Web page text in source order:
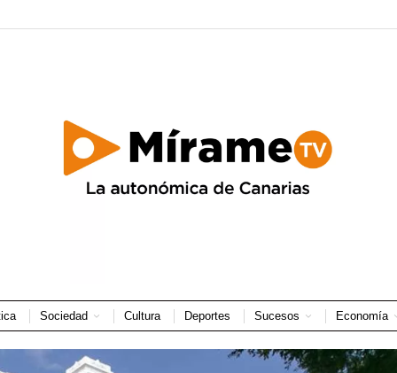
Sociedad Cultura Deportes Sucesos Economía